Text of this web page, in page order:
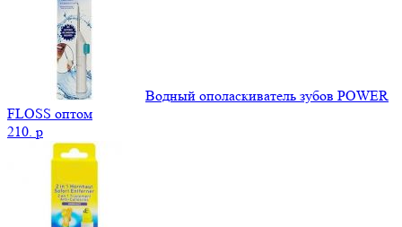
Водный ополаскиватель зубов POWER
FLOSS оптом
210. p